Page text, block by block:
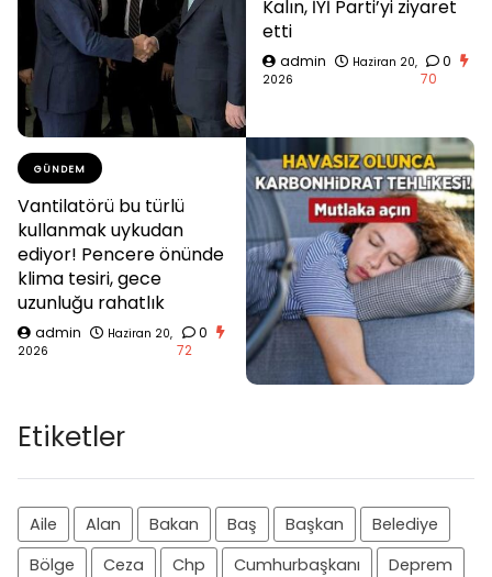
Kalın, İYİ Parti’yi ziyaret
etti
admin
Haziran 20,
2026
0
70
GÜNDEM
Vantilatörü bu türlü
kullanmak uykudan
ediyor! Pencere önünde
klima tesiri, gece
uzunluğu rahatlık
admin
Haziran 20,
2026
0
72
Etiketler
Aile Alan Bakan Baş Başkan
Belediye
Bölge
Ceza Chp Cumhurbaşkanı
Deprem